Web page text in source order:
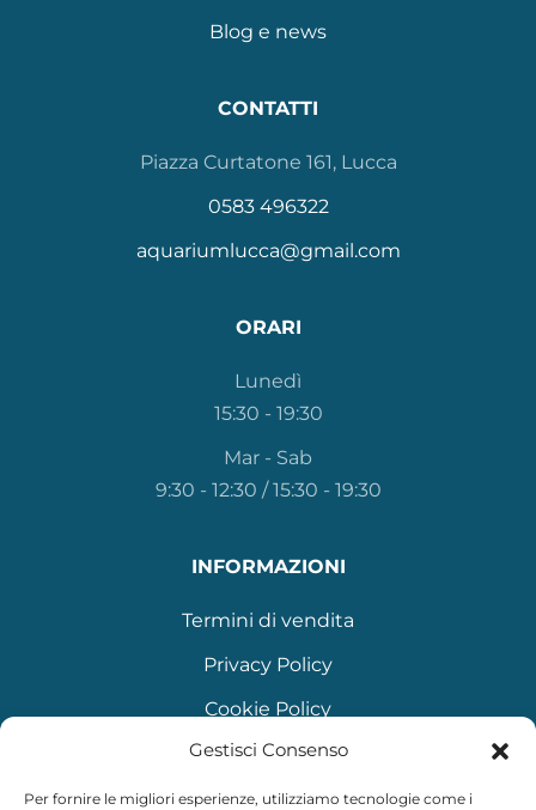
Gestisci Consenso
Per fornire le migliori esperienze, utilizziamo tecnologie come i
Blog e news
CONTATTI
Piazza Curtatone 161, Lucca
0583 496322
aquariumlucca@gmail.com
ORARI
Lunedì
15:30 - 19:30
Mar - Sab
9:30 - 12:30 / 15:30 - 19:30
INFORMAZIONI
Termini di vendita
Privacy Policy
Cookie Policy